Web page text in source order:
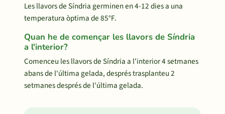
Les llavors de Síndria germinen en 4-12 dies a una
temperatura òptima de 85°F.
Quan he de començar les llavors de Síndria
a l'interior?
Comenceu les llavors de Síndria a l'interior 4 setmanes
abans de l'última gelada, després trasplanteu 2
setmanes després de l'última gelada.